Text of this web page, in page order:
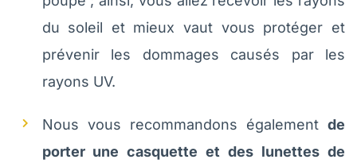
du soleil et mieux vaut vous protéger et
prévenir les dommages causés par les
rayons UV.
Nous vous recommandons également de
porter une casquette et des lunettes de